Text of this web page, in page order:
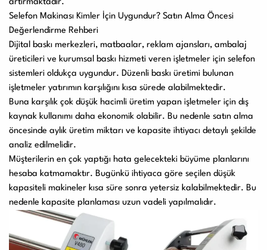
artırmaktadır.
Selefon Makinası Kimler İçin Uygundur? Satın Alma Öncesi
Değerlendirme Rehberi
Dijital baskı merkezleri, matbaalar, reklam ajansları, ambalaj
üreticileri ve kurumsal baskı hizmeti veren işletmeler için selefon
sistemleri oldukça uygundur. Düzenli baskı üretimi bulunan
işletmeler yatırımın karşılığını kısa sürede alabilmektedir.
Buna karşılık çok düşük hacimli üretim yapan işletmeler için dış
kaynak kullanımı daha ekonomik olabilir. Bu nedenle satın alma
öncesinde aylık üretim miktarı ve kapasite ihtiyacı detaylı şekilde
analiz edilmelidir.
Müşterilerin en çok yaptığı hata gelecekteki büyüme planlarını
hesaba katmamaktır. Bugünkü ihtiyaca göre seçilen düşük
kapasiteli makineler kısa süre sonra yetersiz kalabilmektedir. Bu
nedenle kapasite planlaması uzun vadeli yapılmalıdır.